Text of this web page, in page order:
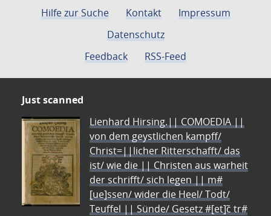
Hilfe zur Suche Kontakt
Impressum
Datenschutz
Feedback
RSS-Feed
Just scanned
Lienhard Hirsing.|| COMOEDIA ||
von dem geystlichen kampff/
Christ=||licher Ritterschafft/ das
ist/ wie die || Christen aus warheit
der schrifft/ sich legen || m#
[ue]ssen/ wider die Heel/ Todt/
Teuffel || Sünde/ Gesetz #[et]c̃ tr#